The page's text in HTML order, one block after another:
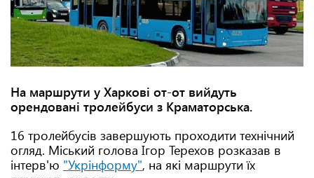
На маршрути у Харкові от-от вийдуть
орендовані тролейбуси з Краматорська.
16 тролейбусів завершують проходити технічний
огляд. Міський голова Ігор Терехов розказав в
інтерв'ю "Укрінформу", на які маршрути їх